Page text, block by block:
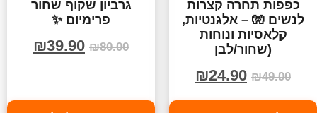
כפפות תחרה קצרות
לנשים 🧤 – אלגנטיות,
קלאסיות ונוחות
(שחור/לבן
₪49.00
₪24.90
גרביון שקוף שחור
פרימיום ✨
₪80.00
₪39.90